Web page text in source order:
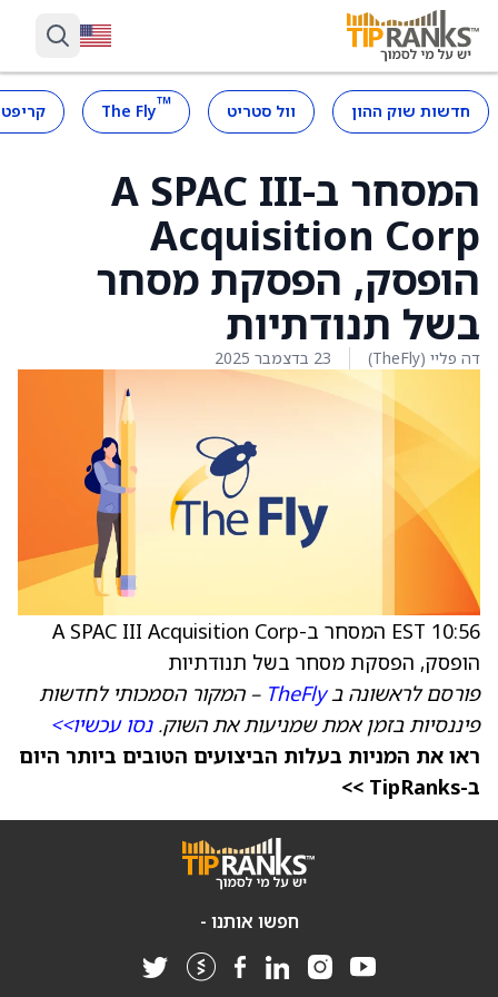
חדשות שוק ההון וול סטריט ™
The Fly
המסחר ב-A SPAC III
Acquisition Corp
הופסק, הפסקת מסחר
בשל תנודתיות
דה פליי (TheFly) 23 בדצמבר 2025
10:56 EST המסחר ב-A SPAC III Acquisition Corp
הופסק, הפסקת מסחר בשל תנודתיות
פורסם לראשונה בTheFly – המקור הסמכותי לחדשות
פיננסיות בזמן אמת שמניעות את השוק.נסו עכשיו>>
ראו את המניות בעלות הביצועים הטובים ביותר היום
ב-TipRanks >>
חפשו אותנו -